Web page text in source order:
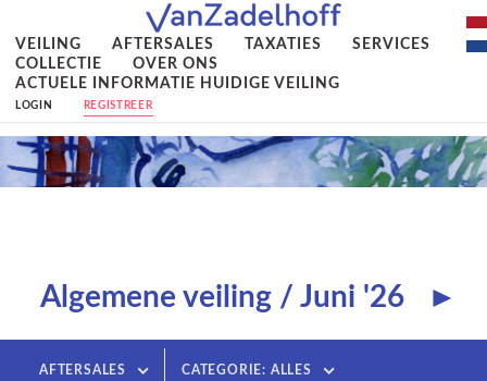
VEILING AFTERSALES TAXATIES
SERVICES
COLLECTIE
OVER ONS
ACTUELE INFORMATIE HUIDIGE VEILING
LOGIN REGISTREER
Algemene veiling / Juni '26 ►
AFTERSALES CATEGORIE: ALLES